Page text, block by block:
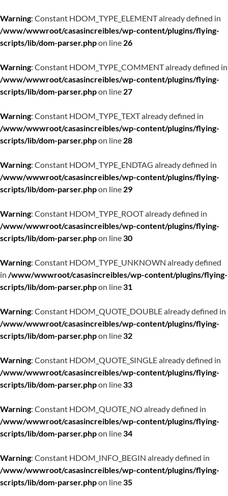
Warning: Constant HDOM_TYPE_ELEMENT already defined in
/www/wwwroot/casasincreibles/wp-content/plugins/flying-
scripts/lib/dom-parser.phpon line 26
Warning: Constant HDOM_TYPE_COMMENT already defined in
/www/wwwroot/casasincreibles/wp-content/plugins/flying-
scripts/lib/dom-parser.phpon line 27
Warning: Constant HDOM_TYPE_TEXT already defined in
/www/wwwroot/casasincreibles/wp-content/plugins/flying-
scripts/lib/dom-parser.phpon line 28
Warning: Constant HDOM_TYPE_ENDTAG already defined in
/www/wwwroot/casasincreibles/wp-content/plugins/flying-
scripts/lib/dom-parser.phpon line 29
Warning: Constant HDOM_TYPE_ROOT already defined in
/www/wwwroot/casasincreibles/wp-content/plugins/flying-
scripts/lib/dom-parser.phpon line30
Warning: Constant HDOM_TYPE_UNKNOWN already defined
in /www/wwwroot/casasincreibles/wp-content/plugins/flying-
scripts/lib/dom-parser.phpon line31
Warning: Constant HDOM_QUOTE_DOUBLE already defined in
/www/wwwroot/casasincreibles/wp-content/plugins/flying-
scripts/lib/dom-parser.phpon line32
Warning: Constant HDOM_QUOTE_SINGLE already defined in
/www/wwwroot/casasincreibles/wp-content/plugins/flying-
scripts/lib/dom-parser.phpon line33
Warning: Constant HDOM_QUOTE_NO already defined in
/www/wwwroot/casasincreibles/wp-content/plugins/flying-
scripts/lib/dom-parser.phpon line34
Warning: Constant HDOM_INFO_BEGIN already defined in
/www/wwwroot/casasincreibles/wp-content/plugins/flying-
scripts/lib/dom-parser.phpon line35